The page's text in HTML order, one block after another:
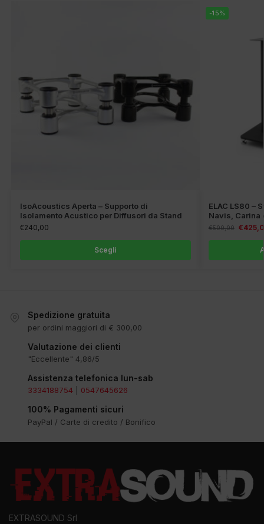
IsoAcoustics Aperta – Supporto di
Isolamento Acustico per Diffusori da Stand
€240,00
Scegli
-15%
ELAC LS80 –
Navis, Carina
€500,00 €
Spedizione gratuita
per ordini maggiori di € 300,00
Valutazione dei clienti
"Eccellente" 4,86/5
Assistenza telefonica lun-sab
3334188754 0547645626
100% Pagamenti sicuri
PayPal / Carte di credito / Bonifico
EXTRASOUND Srl